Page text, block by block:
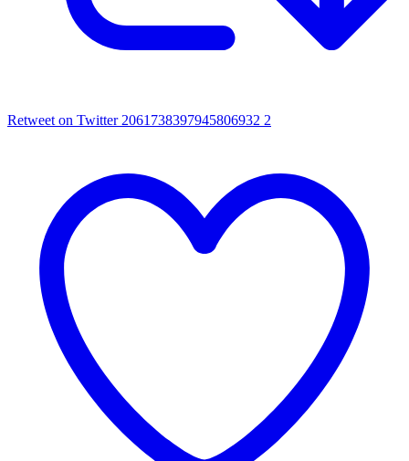
Retweet on Twitter 2061738397945806932 2